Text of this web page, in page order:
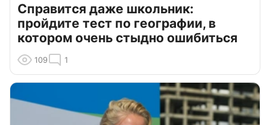
Справится даже школьник:
пройдите тест по географии, в
котором очень стыдно ошибиться
109 1